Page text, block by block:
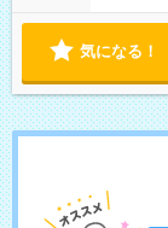
気になる！